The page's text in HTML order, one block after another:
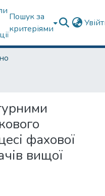
Пошук за
критеріями
фахової
вищої